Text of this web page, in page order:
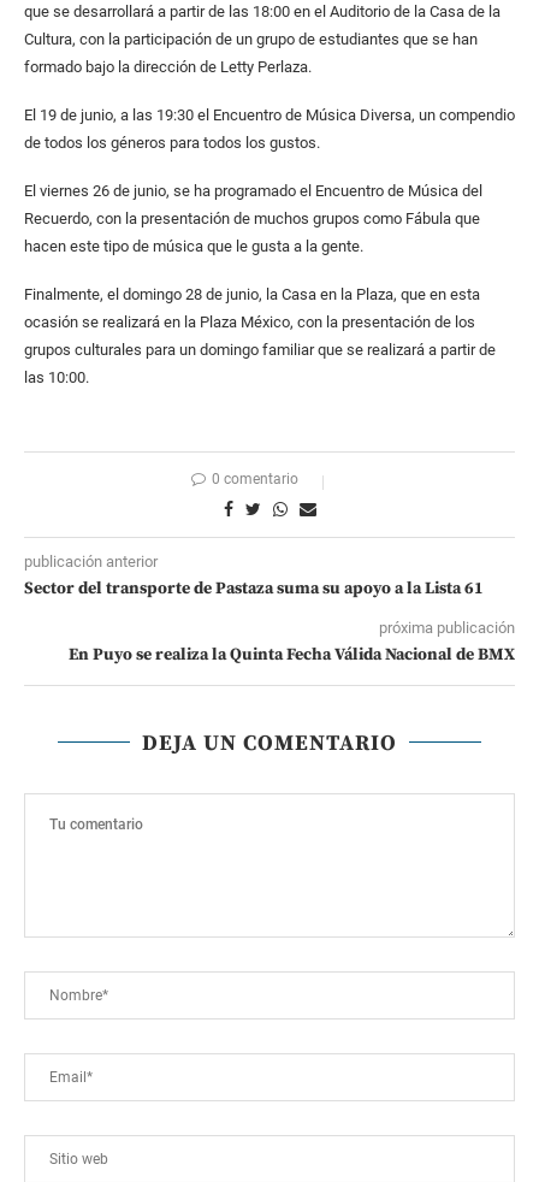
que se desarrollará a partir de las 18:00 en el Auditorio de la Casa de la
Cultura, con la participación de un grupo de estudiantes que se han
formado bajo la dirección de Letty Perlaza.
El 19 de junio, a las 19:30 el Encuentro de Música Diversa, un compendio
de todos los géneros para todos los gustos.
El viernes 26 de junio, se ha programado el Encuentro de Música del
Recuerdo, con la presentación de muchos grupos como Fábula que
hacen este tipo de música que le gusta a la gente.
Finalmente, el domingo 28 de junio, la Casa en la Plaza, que en esta
ocasión se realizará en la Plaza México, con la presentación de los
grupos culturales para un domingo familiar que se realizará a partir de
las 10:00.
0 comentario
publicación anterior
Sector del transporte de Pastaza suma su apoyo a la Lista 61
próxima publicación
En Puyo se realiza la Quinta Fecha Válida Nacional de BMX
DEJA UN COMENTARIO